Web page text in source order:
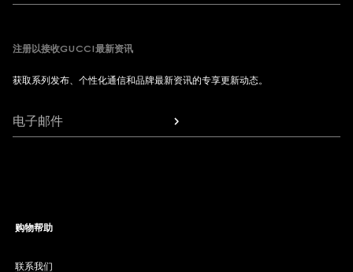
注册以接收GUCCI最新资讯
获取系列发布、个性化通信和品牌最新资讯的专享更新动态。
电子邮件
购物帮助
联系我们